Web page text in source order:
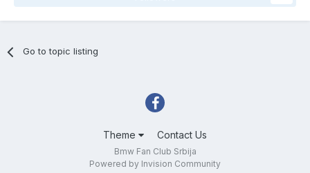
Go to topic listing
Theme Contact Us
Bmw Fan Club Srbija
Powered by Invision Community